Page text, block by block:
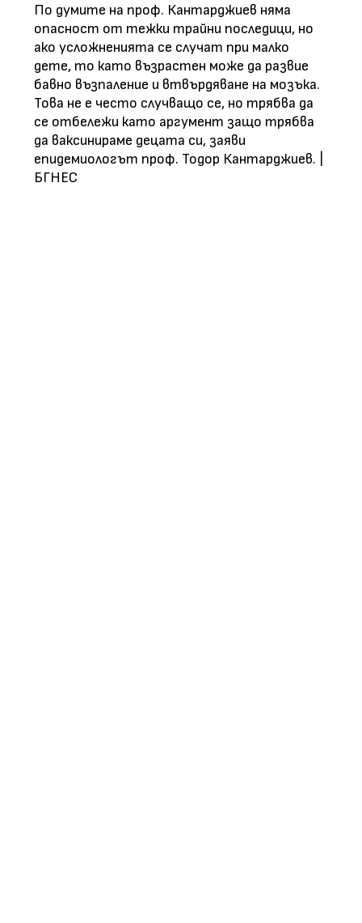
По думите на проф. Кантарджиев няма
опасност от тежки трайни последици, но
ако усложненията се случат при малко
дете, то като възрастен може да развие
бавно възпаление и втвърдяване на мозъка.
Това не е често случващо се, но трябва да
се отбележи като аргумент защо трябва
да ваксинираме децата си, заяви
епидемиологът проф. Тодор Кантарджиев. |
БГНЕС